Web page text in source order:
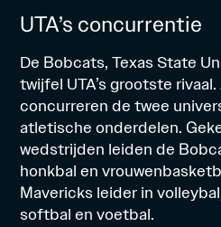
UTA’s concurrentie
De Bobcats, Texas State
twijfel UTA’s grootste
concurreren de twee
atletische onderdelen.
wedstrijden leiden de
honkbal en
Mavericks leider in
softbal en voetbal.